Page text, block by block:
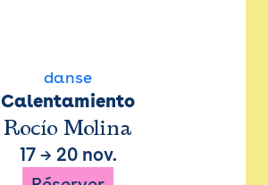
danse
Calentamiento
Rocío Molina
17→ 20 nov.